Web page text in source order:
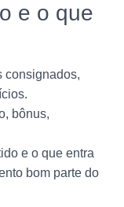
e o que
consignados,
bônus,
e o que entra
bom parte do